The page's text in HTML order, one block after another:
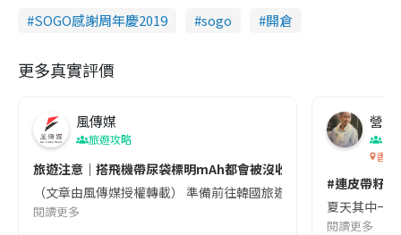
SOGO感謝周年慶2019
sogo 開倉
更多真實評價
風傳媒
旅遊攻略
旅遊注意｜搭飛機帶尿袋標明mAh都會被沒收😱出發前切記檢查
（文章由風傳媒授權轉載） 準備前往韓國旅遊的民眾，近期要
閱讀更多
營養
香港
#連皮帶籽
夏天其中一
閱讀更多